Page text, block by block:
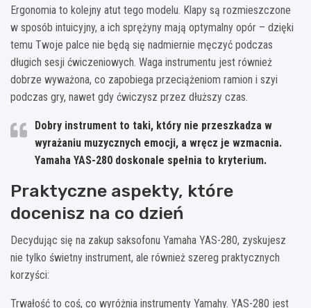
Ergonomia to kolejny atut tego modelu. Klapy są rozmieszczone
w sposób intuicyjny, a ich sprężyny mają optymalny opór – dzięki
temu Twoje palce nie będą się nadmiernie męczyć podczas
długich sesji ćwiczeniowych. Waga instrumentu jest również
dobrze wyważona, co zapobiega przeciążeniom ramion i szyi
podczas gry, nawet gdy ćwiczysz przez dłuższy czas.
Dobry instrument to taki, który nie przeszkadza w
wyrażaniu muzycznych emocji, a wręcz je wzmacnia.
Yamaha YAS-280 doskonale spełnia to kryterium.
Praktyczne aspekty, które
docenisz na co dzień
Decydując się na zakup saksofonu Yamaha YAS-280, zyskujesz
nie tylko świetny instrument, ale również szereg praktycznych
korzyści:
Trwałość to coś, co wyróżnia instrumenty Yamahy. YAS-280 jest